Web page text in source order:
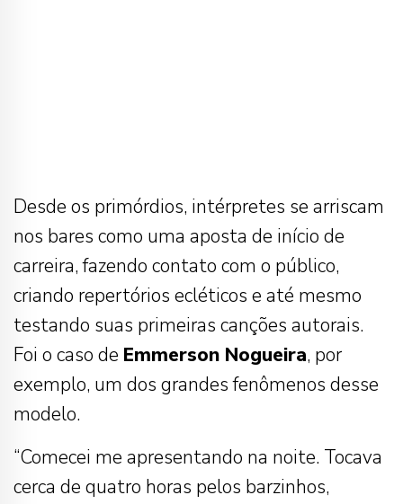
Desde os primórdios, intérpretes se arriscam
nos bares como uma aposta de início de
carreira, fazendo contato com o público,
criando repertórios ecléticos e até mesmo
testando suas primeiras canções autorais.
Foi o caso de Emmerson Nogueira, por
exemplo, um dos grandes fenômenos desse
modelo.
“Comecei me apresentando na noite. Tocava
cerca de quatro horas pelos barzinhos,